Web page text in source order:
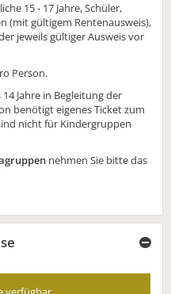
15 - 17 Jahre, Schüler,
(mit gültigem Rentenausweis),
jeweils gültiger Ausweis vor
Person.
Jahre in Begleitung der
benötigt eigenes Ticket zum
nicht für Kindergruppen
nehmen Sie bitte das